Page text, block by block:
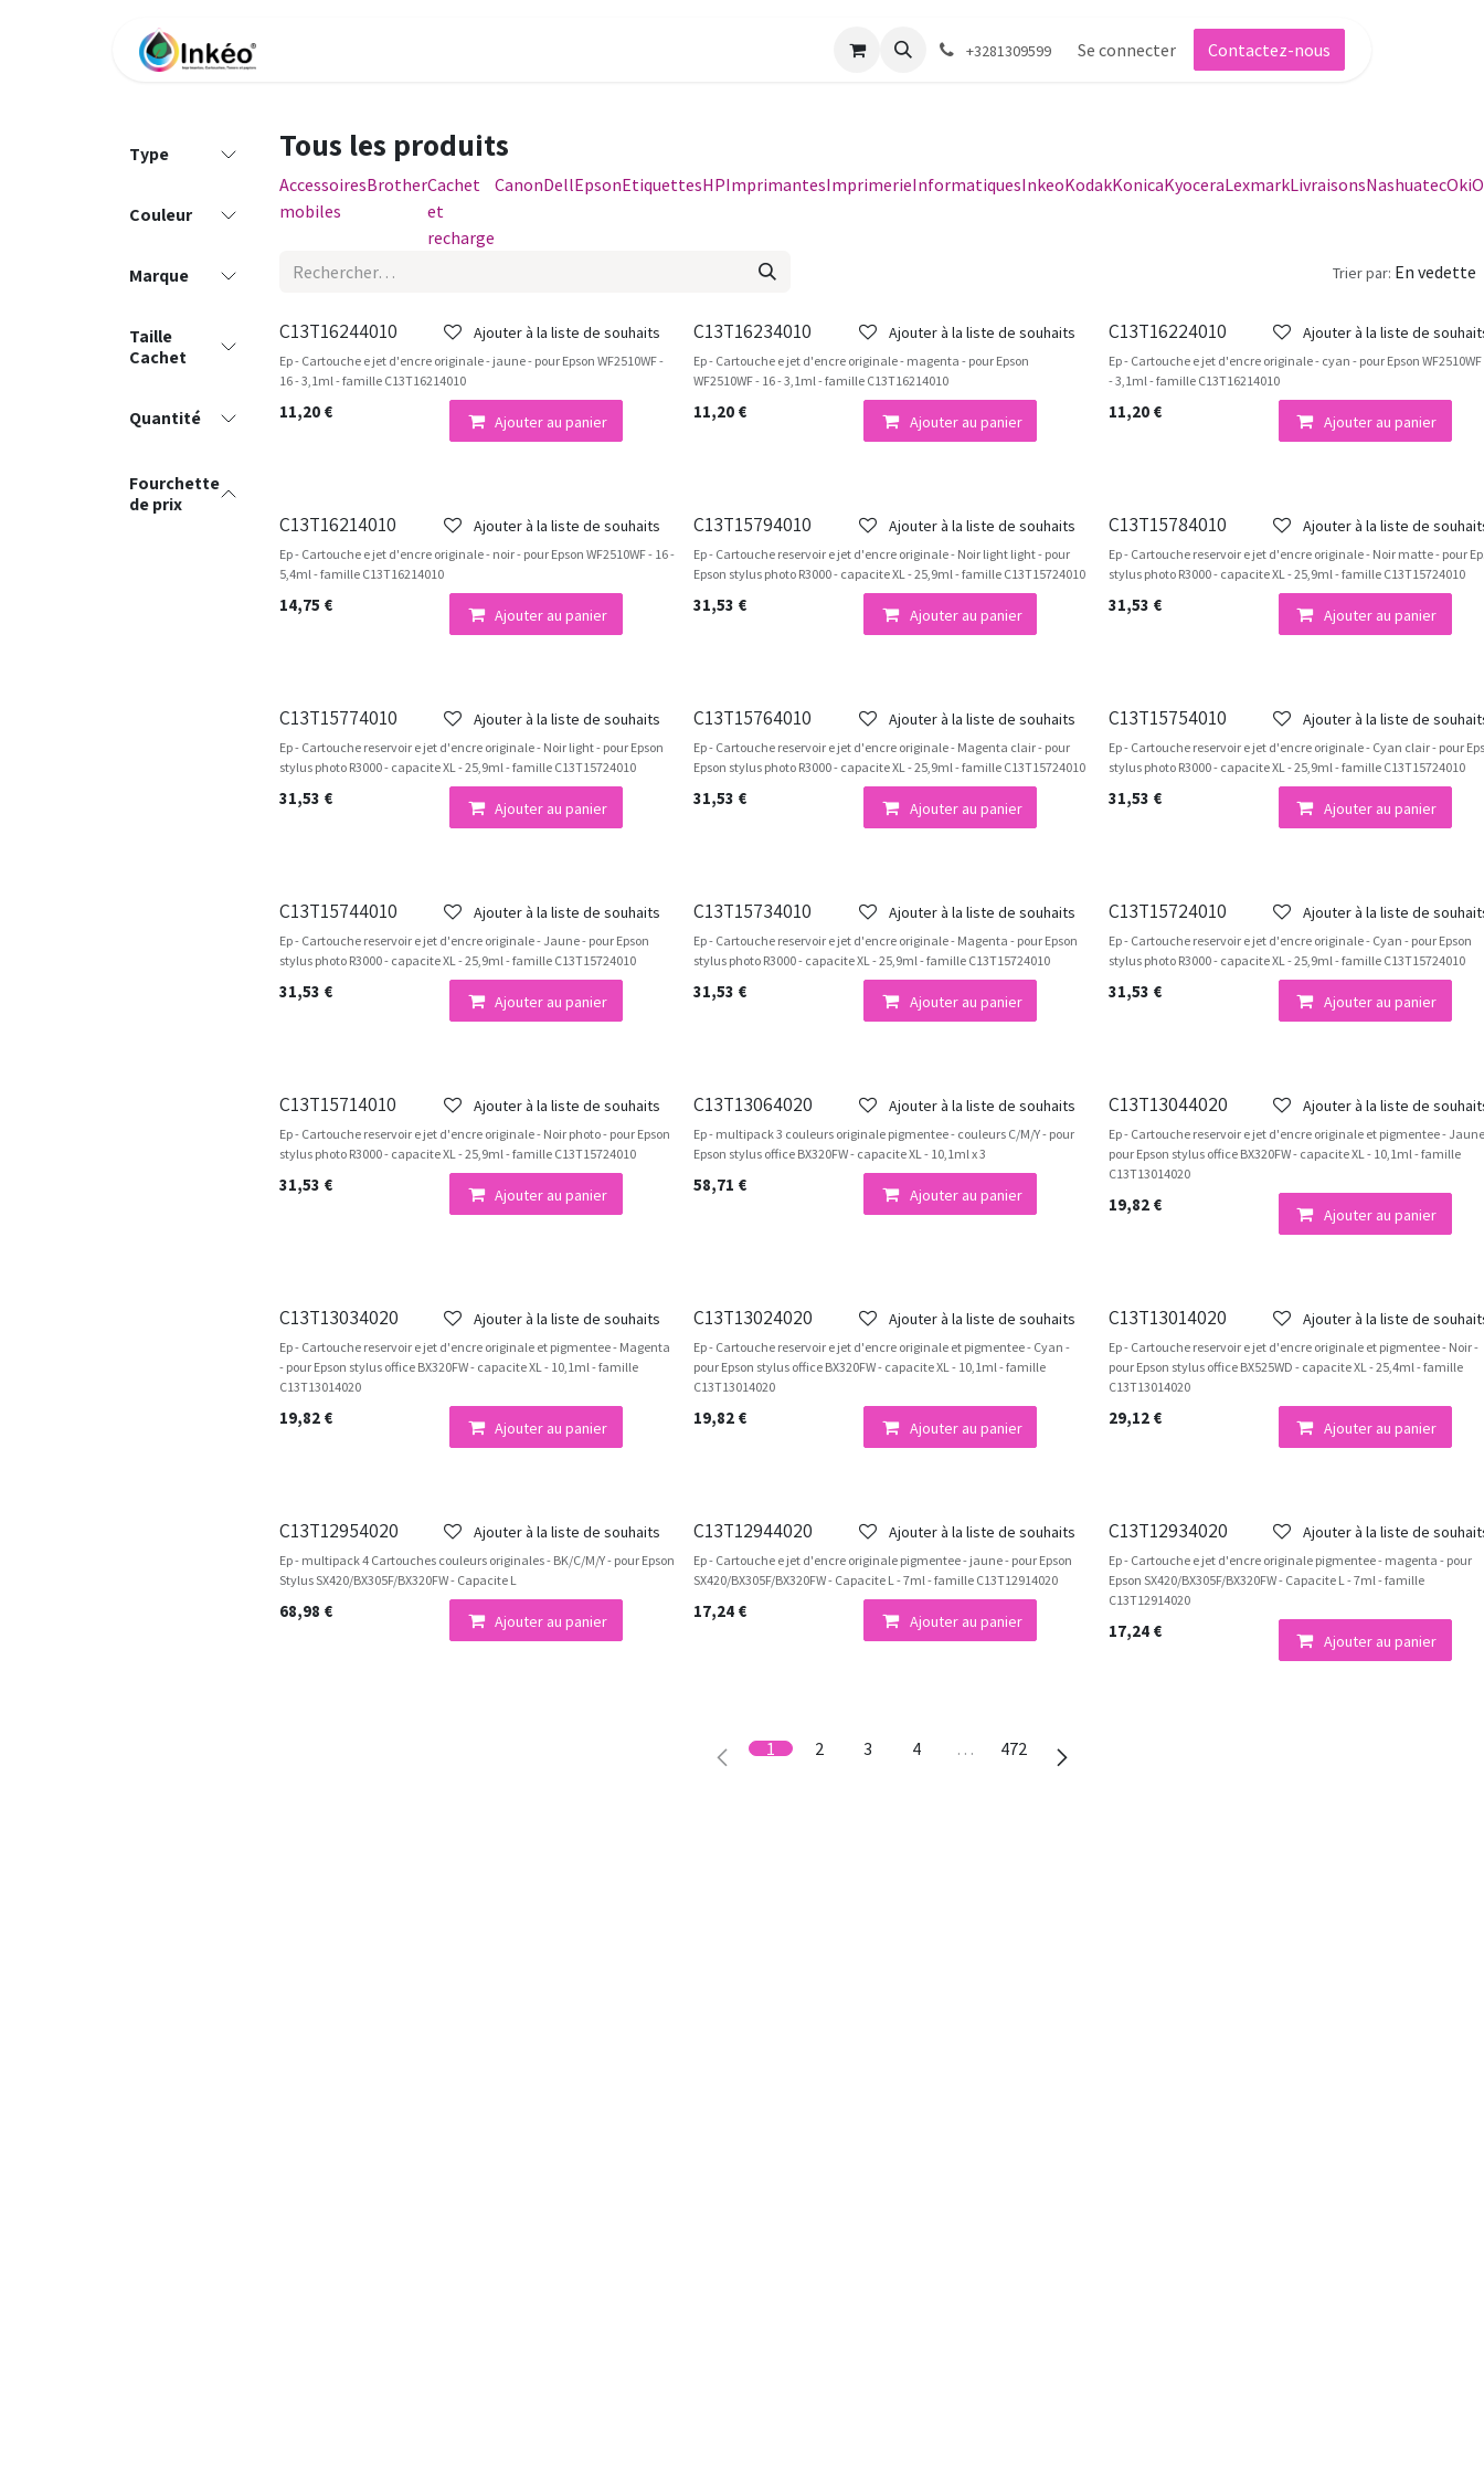
+3281309599 Se connecter Contactez-nous
Type
Couleur
Marque
Taille
Cachet
Quantité
Fourchette
de prix
Tous les produits
Accessoires
mobiles
BrotherCachet
et
recharge
CanonDellEpsonEtiquettesHPImprimantesImprimerieInformatiquesInkeoKodakKonicaKyoceraLexmarkLivraisonsNashuatecOki
Trier par: En vedette
C13T16244010
Ep - Cartouche e jet d'encre originale - jaune - pour Epson WF2510WF -
16 - 3,1ml - famille C13T16214010
11,20 € Ajouter au panier
Ajouter à la liste de souhaits C13T16234010
Ep - Cartouche e jet d'encre originale - magenta - pour Epson
WF2510WF - 16 - 3,1ml - famille C13T16214010
11,20 € Ajouter au panier
Ajouter à la liste de souhaits C13T16224010
Ep - Cartouche e jet d'encre originale - cyan - pour Epson WF2510WF
- 3,1ml - famille C13T16214010
11,20€ Ajouter au panier
Ajouter à la liste de
C13T16214010
Ep - Cartouche e jet d'encre originale - noir - pour Epson WF2510WF - 16 -
5,4ml - famille C13T16214010
14,75 € Ajouter au panier
Ajouter à la liste de souhaits C13T15794010
Ep - Cartouche reservoir e jet d'encre originale - Noir light light - pour
Epson stylus photo R3000 - capacite XL - 25,9ml - famille C13T15724010
31,53 € Ajouter au panier
Ajouter à la liste de souhaits C13T15784010
Ep - Cartouche reservoir e jet d'encre originale - Noir matte - pour
stylus photo R3000 - capacite XL - 25,9ml - famille C13T15724010
31,53 € Ajouter au panier
Ajouter à la liste de
C13T15774010
Ep - Cartouche reservoir e jet d'encre originale - Noir light - pour Epson
stylus photo R3000 - capacite XL - 25,9ml - famille C13T15724010
31,53 € Ajouter au panier
Ajouter à la liste de souhaits C13T15764010
Ep - Cartouche reservoir e jet d'encre originale - Magenta clair - pour
Epson stylus photo R3000 - capacite XL - 25,9ml - famille C13T15724010
31,53 € Ajouter au panier
Ajouter à la liste de souhaits C13T15754010
Ep - Cartouche reservoir e jet d'encre originale - Cyan clair - pour
stylus photo R3000 - capacite XL - 25,9ml - famille C13T15724010
31,53 € Ajouter au panier
Ajouter à la liste de
C13T15744010
Ep - Cartouche reservoir e jet d'encre originale - Jaune - pour Epson
stylus photo R3000 - capacite XL - 25,9ml - famille C13T15724010
31,53 € Ajouter au panier
Ajouter à la liste de souhaits C13T15734010
Ep - Cartouche reservoir e jet d'encre originale - Magenta - pour Epson
stylus photo R3000 - capacite XL - 25,9ml - famille C13T15724010
31,53 € Ajouter au panier
Ajouter à la liste de souhaits C13T15724010
Ep - Cartouche reservoir e jet d'encre originale - Cyan - pour Epson
stylus photo R3000 - capacite XL - 25,9ml - famille C13T15724010
31,53 € Ajouter au panier
Ajouter à la liste de
C13T15714010
Ep - Cartouche reservoir e jet d'encre originale - Noir photo - pour Epson
stylus photo R3000 - capacite XL - 25,9ml - famille C13T15724010
31,53 € Ajouter au panier
Ajouter à la liste de souhaits C13T13064020
Ep - multipack 3 couleurs originale pigmentee - couleurs C/M/Y - pour
Epson stylus office BX320FW - capacite XL - 10,1ml x 3
58,71 € Ajouter au panier
Ajouter à la liste de souhaits C13T13044020
Ep - Cartouche reservoir e jet d'encre originale et pigmentee -
pour Epson stylus office BX320FW - capacite XL - 10,1ml - famille
C13T13014020
19,82€ Ajouter au panier
Ajouter à la liste de
C13T13034020
Ep - Cartouche reservoir e jet d'encre originale et pigmentee - Magenta
- pour Epson stylus office BX320FW - capacite XL - 10,1ml - famille
C13T13014020
19,82 € Ajouter au panier
Ajouter à la liste de souhaits C13T13024020
Ep - Cartouche reservoir e jet d'encre originale et pigmentee - Cyan -
pour Epson stylus office BX320FW - capacite XL - 10,1ml - famille
C13T13014020
19,82 € Ajouter au panier
Ajouter à la liste de souhaits C13T13014020
Ep - Cartouche reservoir e jet d'encre originale et pigmentee - Noir -
pour Epson stylus office BX525WD - capacite XL - 25,4ml - famille
C13T13014020
29,12€ Ajouter au panier
Ajouter à la liste de
C13T12954020
Ep - multipack 4 Cartouches couleurs originales - BK/C/M/Y - pour Epson
Stylus SX420/BX305F/BX320FW - Capacite L
68,98 € Ajouter au panier
Ajouter à la liste de souhaits C13T12944020
Ep - Cartouche e jet d'encre originale pigmentee - jaune - pour Epson
SX420/BX305F/BX320FW - Capacite L - 7ml - famille C13T12914020
17,24 € Ajouter au panier
Ajouter à la liste de souhaits C13T12934020
Ep - Cartouche e jet d'encre originale pigmentee - magenta - pour
Epson SX420/BX305F/BX320FW - Capacite L - 7ml - famille
C13T12914020
17,24€ Ajouter au panier
Ajouter à la liste de
1 2 3 4 … 472